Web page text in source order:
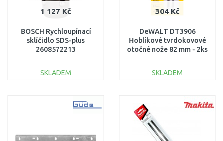
1 127 Kč
BOSCH Rychloupínací
sklíčidlo SDS-plus
2608572213
SKLADEM
304 Kč
DeWALT DT3906
Hoblíkové tvrdokovové
otočné nože 82 mm - 2ks
SKLADEM